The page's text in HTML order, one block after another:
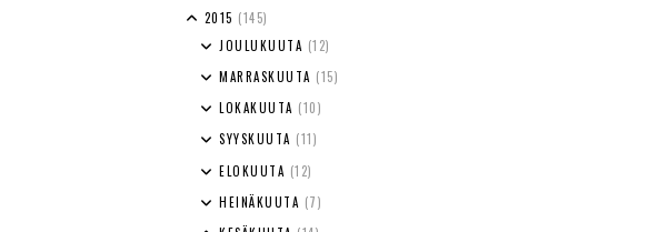
2015 (145)
JOULUKUUTA (12)
MARRASKUUTA (15)
LOKAKUUTA (10)
SYYSKUUTA (11)
ELOKUUTA (12)
HEINÄKUUTA (7)